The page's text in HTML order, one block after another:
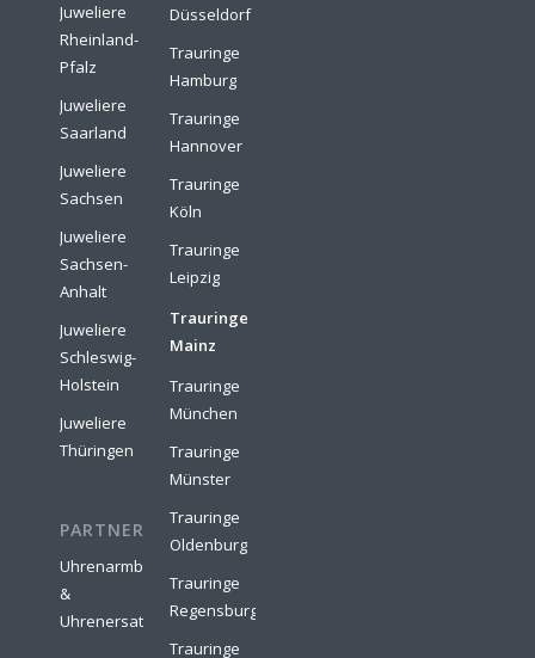
Juweliere
Rheinland-
Pfalz
Juweliere
Saarland
Juweliere
Sachsen
Juweliere
Sachsen-
Anhalt
Juweliere
Schleswig-
Holstein
Juweliere
Thüringen
PARTNER:
Uhrenarmbänder
&
Uhrenersatzteile
Düsseldorf
Trauringe
Hamburg
Trauringe
Hannover
Trauringe
Köln
Trauringe
Leipzig
Trauringe
Mainz
Trauringe
München
Trauringe
Münster
Trauringe
Oldenburg
Trauringe
Regensburg
Trauringe